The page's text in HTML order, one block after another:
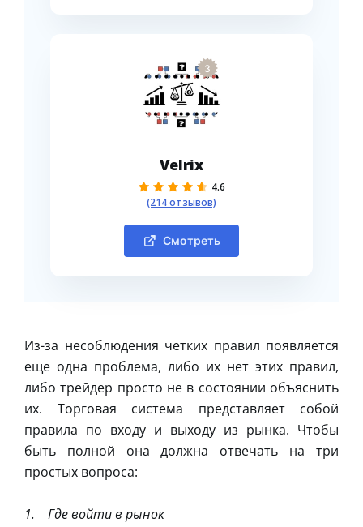
3
Velrix
4.6
(214 отзывов)
Смотреть
Из-за несоблюдения четких правил появляется
еще одна проблема, либо их нет этих правил,
либо трейдер просто не в состоянии объяснить
их. Торговая система представляет собой
правила по входу и выходу из рынка. Чтобы
быть полной она должна отвечать на три
простых вопроса:
1. Где войти в рынок